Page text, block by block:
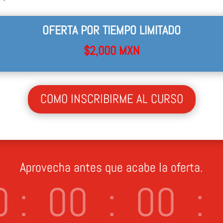
OFERTA POR TIEMPO LIMITADO
$2,000 MXN
COMO INSCRIBIRME AL CURSO
Aprovecha antes que acabe la oferta.
: 00 : 00 :